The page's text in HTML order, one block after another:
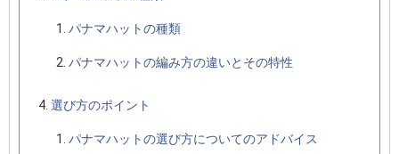
パナマハットの種類
パナマハットの編み方の違いとその特性
選び方のポイント
パナマハットの選び方についてのアドバイス